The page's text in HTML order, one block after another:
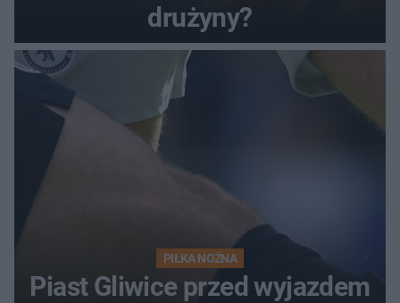
drużyny?
PIŁKA NOŻNA
Piast Gliwice przed wyjazdem